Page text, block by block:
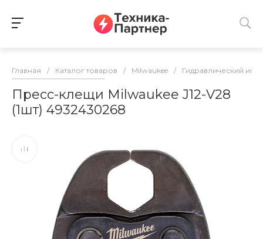
Главная / Каталог товаров / Milwaukee / Гидравлический
Пресс-клещи Milwaukee J12-V28
(1шт) 4932430268